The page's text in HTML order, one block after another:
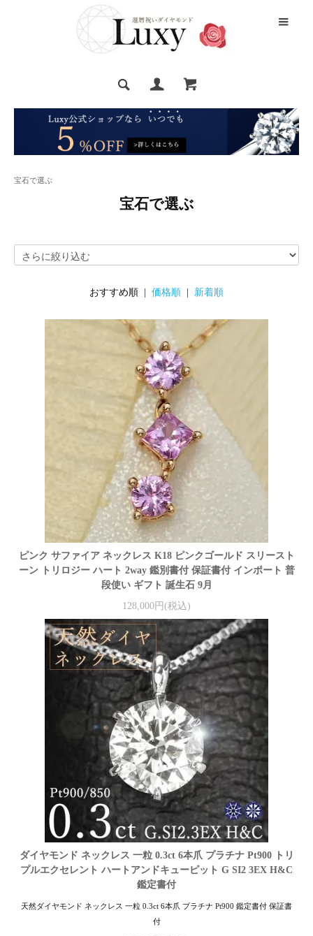
宝石で選ぶ
宝石で選ぶ
おすすめ順 | 価格順 新着順
ピンク サファイア ネックレス K18 ピンクゴールド スリースト
ーン トリロジー ハート 2way 鑑別書付 保証書付 インポート 普
段使い ギフト 誕生石 9月
128,000円(税込)
ダイヤモンド ネックレス 一粒 0.3ct 6本爪 プラチナ Pt900 トリ
プルエクセレント ハートアンドキューピット G SI2 3EX H&C
鑑定書付
天然ダイヤモンド ネックレス 一粒 0.3ct 6本爪 プラチナ Pt900 鑑定書付 保証書
付